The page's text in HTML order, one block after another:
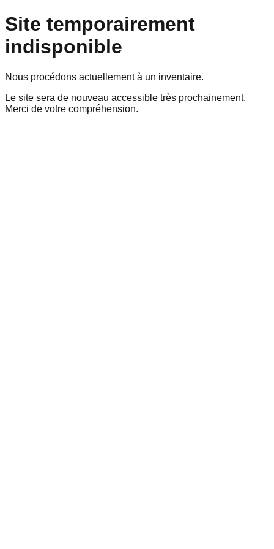
Site temporairement
indisponible
Nous procédons actuellement à un inventaire.
Le site sera de nouveau accessible très prochainement.
Merci de votre compréhension.